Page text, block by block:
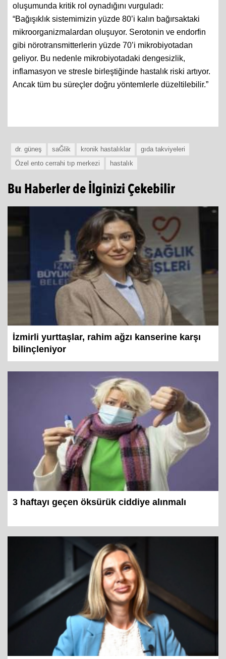
oluşumunda kritik rol oynadığını vurguladı:
“Bağışıklık sistemimizin yüzde 80’i kalın bağırsaktaki
mikroorganizmalardan oluşuyor. Serotonin ve endorfin
gibi nörotransmitterlerin yüzde 70’i mikrobiyotadan
geliyor. Bu nedenle mikrobiyotadaki dengesizlik,
inflamasyon ve stresle birleştiğinde hastalık riski artıyor.
Ancak tüm bu süreçler doğru yöntemlerle düzeltilebilir.”
dr. güneş saĞlik kronik hastalıklar
gıda takviyeleri
Özel ento cerrahi tıp merkezi
hastalık
Bu Haberler de İlginizi Çekebilir
İzmirli yurttaşlar, rahim ağzı kanserine karşı
bilinçleniyor
3 haftayı geçen öksürük ciddiye alınmalı